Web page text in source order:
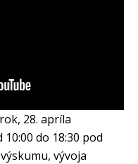
28. apríla
10:00 do 18:30 pod
vývoja